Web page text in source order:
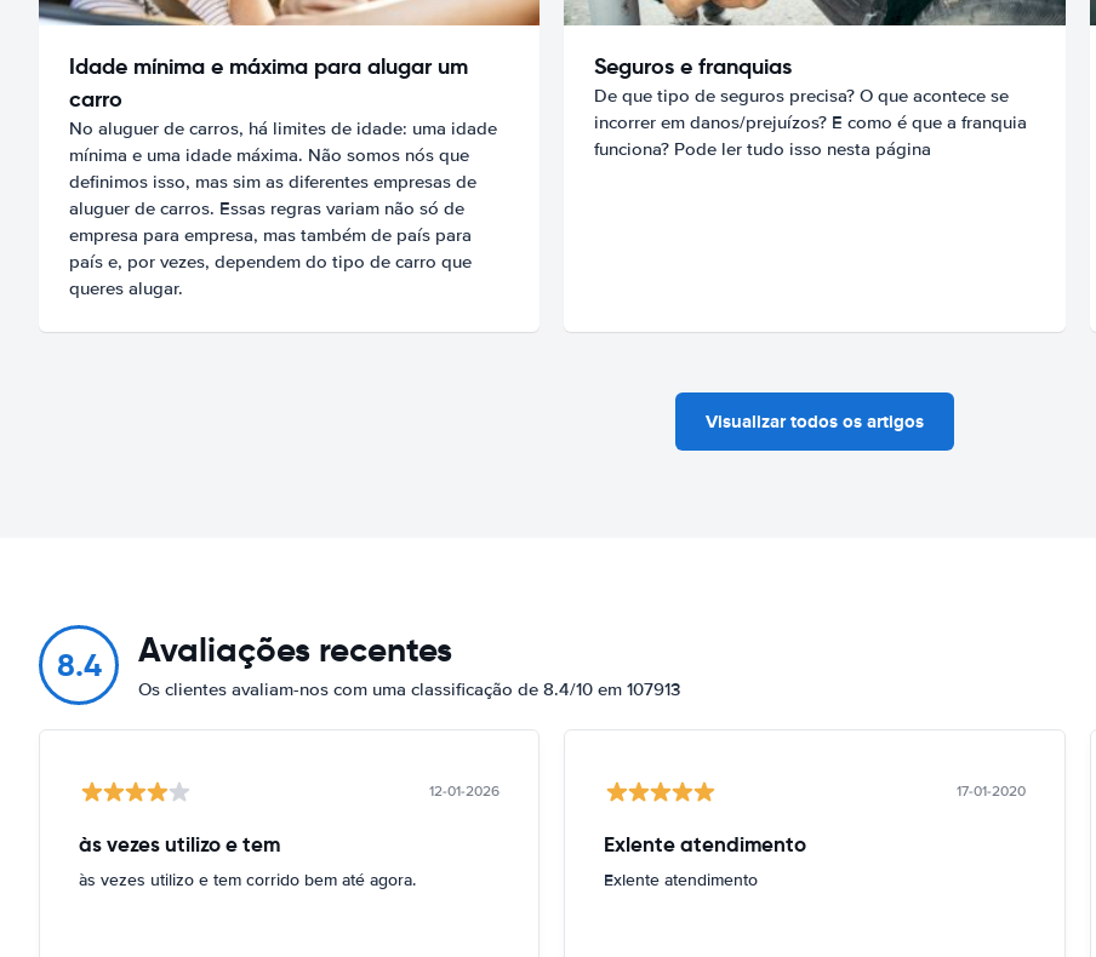
Idade mínima e máxima para alugar um
carro
No aluguer de carros, há limites de idade: uma idade
mínima e uma idade máxima. Não somos nós que
definimos isso, mas sim as diferentes empresas de
aluguer de carros. Essas regras variam não só de
empresa para empresa, mas também de país para
país e, por vezes, dependem do tipo de carro que
queres alugar.
Seguros e franquias
De que tipo de seguros precisa? O que acontece se
incorrer em danos/prejuízos? E como é que a franquia
funciona? Pode ler tudo isso nesta página
Visualizar todos os artigos
8.4 Avaliações recentes
Os clientes avaliam-nos com uma classificação de 8.4/10 em 107913
12-01-2026
às vezes utilizo e tem
às vezes utilizo e tem corrido bem até agora.
17-01-2020
Exlente atendimento
Exlente atendimento